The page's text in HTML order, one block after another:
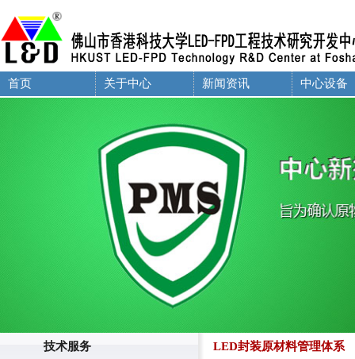
首页 关于中心 新闻资讯 中心设备
技术服务 LED封装原材料管理体系